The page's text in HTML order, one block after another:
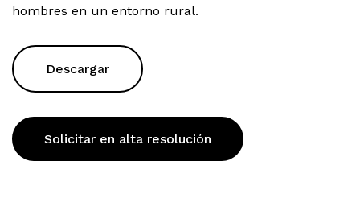
hombres en un entorno rural.
Descargar
Solicitar en alta resolución